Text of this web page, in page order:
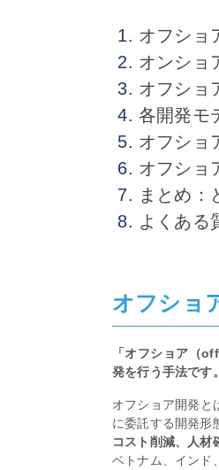
オフショ
オンショ
オフショ
各開発モ
オフショ
オフショ
まとめ：
よくある
オフショ
「オフショア（
発を行う手法です
オフショア開発と
に委託する開発形
コスト削減、人材
ベトナム、インド